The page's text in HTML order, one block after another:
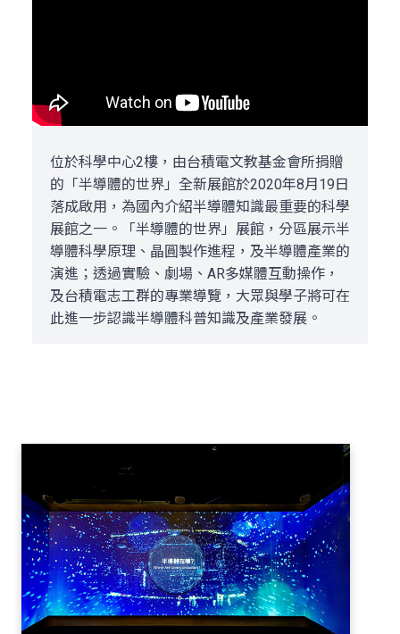
位於科學中心2樓，由台積電文教基金會所捐贈
的「半導體的世界」全新展館於2020年8月19日
落成啟用，為國內介紹半導體知識最重要的科學
展館之一。「半導體的世界」展館，分區展示半
導體科學原理、晶圓製作進程，及半導體產業的
演進；透過實驗、劇場、AR多媒體互動操作，
及台積電志工群的專業導覽，大眾與學子將可在
此進一步認識半導體科普知識及產業發展。